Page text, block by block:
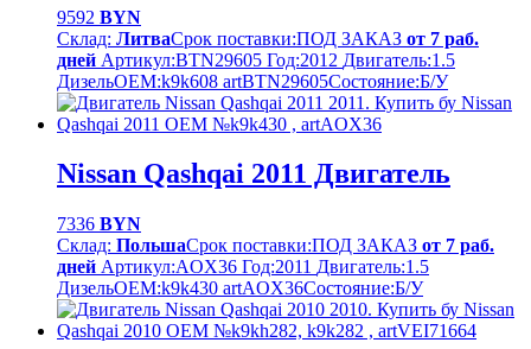
9592 BYN
Склад: ЛитваСрок поставки:ПОД ЗАКАЗ от 7 раб.
дней Артикул:BTN29605 Год:2012 Двигатель:1.5
ДизельOEM:k9k608 artBTN29605Cостояние:Б/У
Nissan Qashqai 2011 Двигатель
7336 BYN
Склад: ПольшаСрок поставки:ПОД ЗАКАЗ от 7 раб.
дней Артикул:AOX36 Год:2011 Двигатель:1.5
ДизельOEM:k9k430 artAOX36Cостояние:Б/У